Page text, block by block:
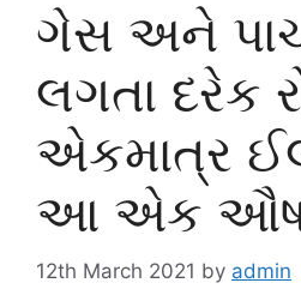
ગેસ અને
લગતા દરેક
એકમાત્ર
આ એક
12th March 2021 by admin